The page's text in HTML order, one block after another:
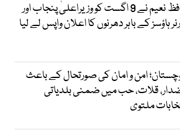
حافظ نعیم نے 9 اگست کو وزیراعلیٰ پنجاب اور
ہاؤسز کے باہر دھرنوں کا اعلان واپس لے لیا
امن و امان کی صورتحال کے باعث
قلات، حب میں ضمنی بلدیاتی
ملتوی